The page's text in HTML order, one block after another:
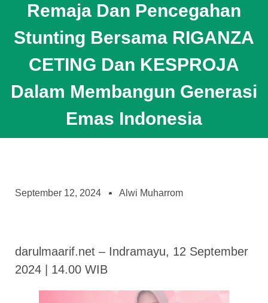
Remaja Dan Pencegahan
Stunting Bersama RIGANZA
CETING Dan KESPROJA
Dalam Membangun Generasi
Emas Indonesia
September 12, 2024 Alwi Muharrom
darulmaarif.net – Indramayu, 12 September
2024 | 14.00 WIB